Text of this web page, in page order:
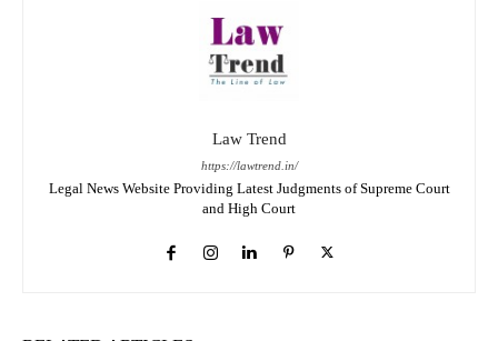
Law Trend
https://lawtrend.in/
Legal News Website Providing Latest Judgments of Supreme Court
and High Court